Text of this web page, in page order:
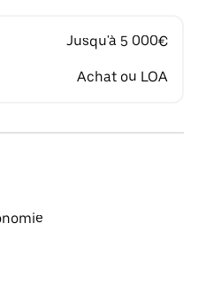
Jusqu'à 5 000€
Achat ou LOA